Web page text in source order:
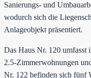
Sanierungs- und
wodurch sich die
Anlageobjekt präsentiert.
Das Haus Nr. 120 umfasst
2.5-Zimmerwohnungen
Nr. 122 befinden sich fünf